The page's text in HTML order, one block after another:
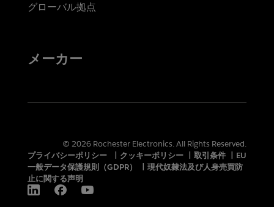
グローバル拠点
メーカー
© 2026 Rochester Electronics. All Rights Reserved.
プライバシーポリシー
クッキーポリシー 取引条件
EU
一般データ保護規則（GDPR）
現代奴隷法及び人身売買防
止に関する声明